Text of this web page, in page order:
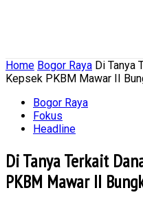
Home Bogor Raya Di Tanya
Kepsek PKBM Mawar II
Bogor Raya
Fokus
Headline
Di Tanya Terkait
PKBM Mawar II